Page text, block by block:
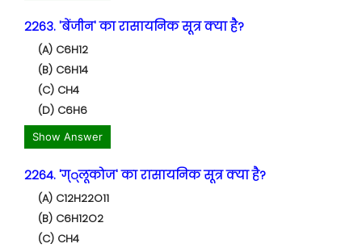
2263. 'बेंजीन' का रासायनिक सूत्र क्या है?
(A) C6H12
(B) C6H14
(C) CH4
(D) C6H6
Show Answer
2264. 'ग््लूकोज' का रासायनिक सूत्र क्या है?
(A) C12H22O11
(B) C6H12O2
(C) CH4